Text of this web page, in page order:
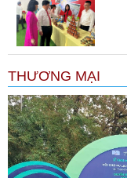
THƯƠNG MẠI